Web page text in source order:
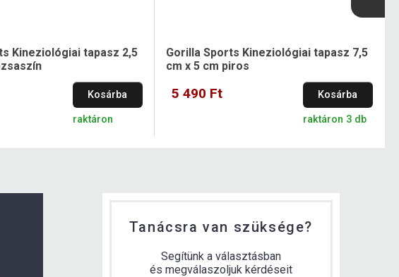
Kineziológiai tapasz 2,5
Kosárba
raktáron
Gorilla Sports Kineziológiai tapasz 7,5
cm x 5 cm piros
5 490 Ft Kosárba
raktáron 3 db
Tanácsra van szüksége?
Segítünk a választásban
és megválaszoljuk kérdéseit